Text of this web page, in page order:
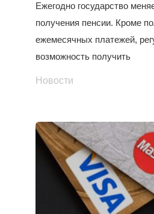
Ежегодно государство
получения пенсии. Кроме
ежемесячных платежей,
возможность получить
Новости